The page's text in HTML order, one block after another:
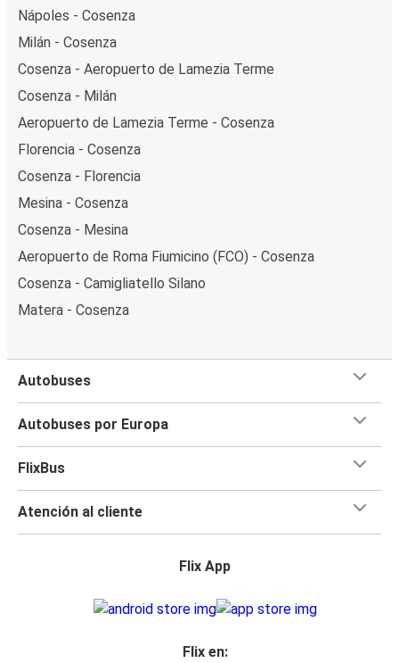
Nápoles - Cosenza
Milán - Cosenza
Cosenza - Aeropuerto de Lamezia Terme
Cosenza - Milán
Aeropuerto de Lamezia Terme - Cosenza
Florencia - Cosenza
Cosenza - Florencia
Mesina - Cosenza
Cosenza - Mesina
Aeropuerto de Roma Fiumicino (FCO) - Cosenza
Cosenza - Camigliatello Silano
Matera - Cosenza
Autobuses
Autobuses por Europa
FlixBus
Atención al cliente
Flix App
Flix en: